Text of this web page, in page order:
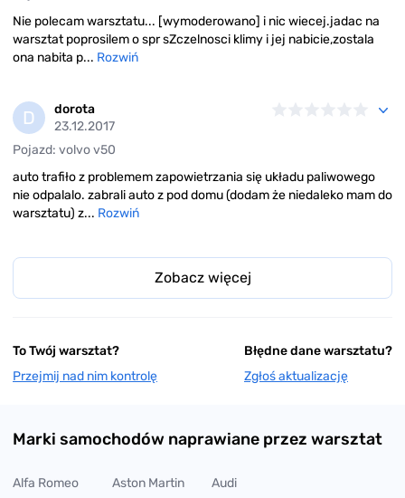
Nie polecam warsztatu... [wymoderowano] i nic wiecej.jadac na
warsztat poprosilem o spr sZczelnosci klimy i jej nabicie,zostala
ona nabita p... Rozwiń
D
dorota
23.12.2017
Pojazd: volvo v50
auto trafiło z problemem zapowietrzania się układu paliwowego
nie odpalalo. zabrali auto z pod domu (dodam że niedaleko mam do
warsztatu) z... Rozwiń
Zobacz więcej
To Twój warsztat?
Przejmij nad nim kontrolę
Błędne dane warsztatu?
Zgłoś aktualizację
Marki samochodów naprawiane przez warsztat
Alfa Romeo Aston Martin Audi